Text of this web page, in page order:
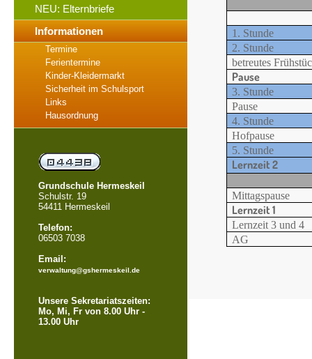
NEU: Elternbriefe
Informationen
Termine
Ferientermine
Kinder-Kleidermarkt
Sicherheit im Schulsport
Links
Hausordnung
Grundschule Hermeskeil
Schulstr. 19
54411 Hermeskeil
Telefon:
06503 7038
Email:
verwaltung@gshermeskeil.de
Unsere Sekretariatszeiten:
Mo, Mi, Fr von 8.00 Uhr -
13.00 Uhr
1. Stunde
2. Stunde
betreutes
Pause
3. Stunde
Pause
4. Stunde
Hofpause
5. Stunde
Lernzeit 2
Mittagspause
Lernzeit 1
Lernzeit 3 und 4
AG